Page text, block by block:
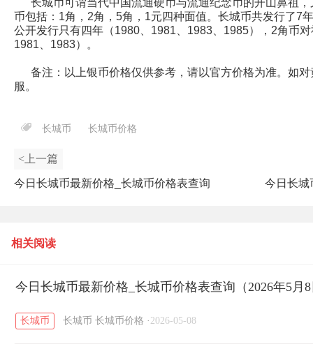
长城币可谓当代中国流通硬币与流通纪念币的开山鼻祖
币包括：1角，2角，5角，1元四种面值。长城币共发行了7
公开发行只有四年（1980、1981、1983、1985），2角币
1981、1983）。
备注：以上银币价格仅供参考，请以官方价格为准。如
服。
长城币 长城币价格
<上一篇
今日长城币最新价格_长城币价格表查询 今日长城
相关阅读
今日长城币最新价格_长城币价格表查询（2026年5月
长城币 长城币 长城币价格 · 2026-05-08